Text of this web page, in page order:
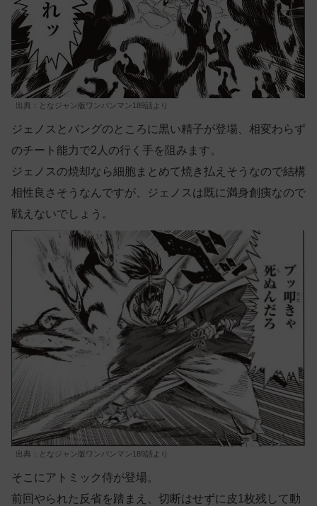
出典：となジャン版ワンパンマン189話より
ジェノスとバングのところに黒い精子が登場、相変わらず
のチート能力で2人の行く手を阻みます。
ジェノスの焼却なら細胞まとめて焼き払えそうなので結構
相性良さそうなんですが、ジェノスは既に満身創痍なので
戦えないでしょう。
出典：となジャン版ワンパンマン189話より
そこにアトミック侍が登場。
前回やられた反省を踏まえ、切断はせずに皮1枚残して動